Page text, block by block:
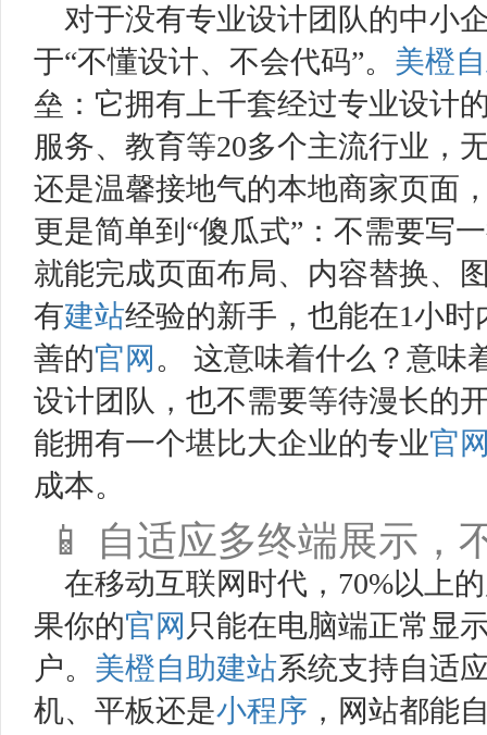
对于没有专业设计团队的中小
于“不懂设计、不会代码”。 美橙
垒：它拥有上千套经过专业设计
服务、教育等20多个主流行业，
还是温馨接地气的本地商家页面
更是简单到“傻瓜式”：不需要写
就能完成页面布局、内容替换、
有建站经验的新手，也能在1小
善的官网 。 这意味着什么？意味
设计团队，也不需要等待漫长的
能拥有一个堪比大企业的专业官
成本。
📱 自适应多终端展示，
在移动互联网时代，70%以上
果你的官网 只能在电脑端正常显
户。 美橙自助建站系统支持自适
机、平板还是小程序 ，网站都能